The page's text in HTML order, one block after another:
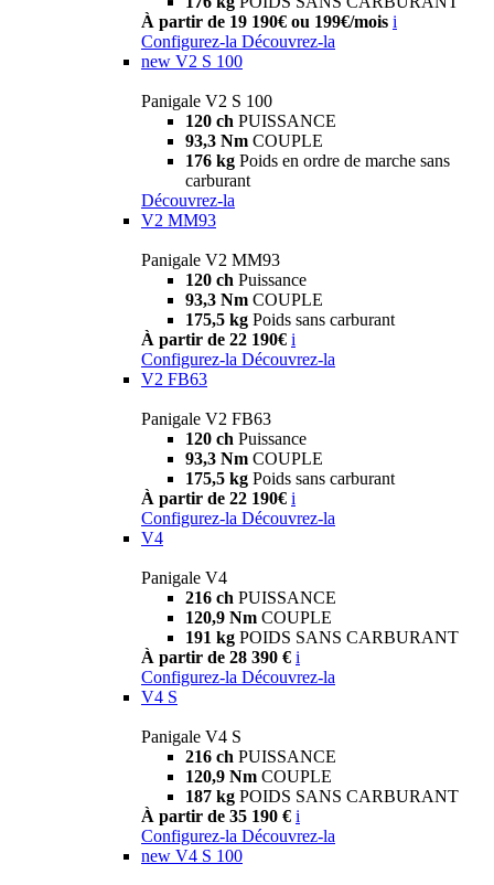
À partir de 19 190€ ou 199€/mois i
Configurez-la Découvrez-la
new V2 S 100
Panigale V2 S 100
120 ch PUISSANCE
93,3 Nm COUPLE
176 kg Poids en ordre de marche sans
carburant
Découvrez-la
V2 MM93
Panigale V2 MM93
120 ch Puissance
93,3 Nm COUPLE
175,5 kg Poids sans carburant
À partir de 22 190€ i
Configurez-la Découvrez-la
V2 FB63
Panigale V2 FB63
120 ch Puissance
93,3 Nm COUPLE
175,5 kg Poids sans carburant
À partir de 22 190€ i
Configurez-la Découvrez-la
V4
Panigale V4
216 ch PUISSANCE
120,9 Nm COUPLE
191 kg POIDS SANS CARBURANT
À partir de 28 390 € i
Configurez-la Découvrez-la
V4 S
Panigale V4 S
216 ch PUISSANCE
120,9 Nm COUPLE
187 kg POIDS SANS CARBURANT
À partir de 35 190 € i
Configurez-la Découvrez-la
new V4 S 100